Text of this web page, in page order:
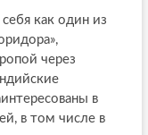
как один из
через
в
в том числе в